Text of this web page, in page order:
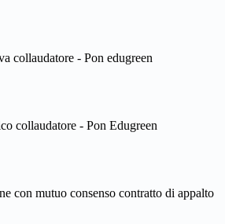
collaudatore - Pon edugreen
collaudatore - Pon Edugreen
con mutuo consenso contratto di appalto